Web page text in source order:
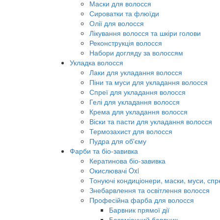
Маски для волосся
Сироватки та флюїди
Олії для волосся
Лікування волосся та шкіри голови
Реконструкція волосся
Набори догляду за волоссям
Укладка волосся
Лаки для укладання волосся
Піни та муси для укладання волосся
Спреї для укладання волосся
Гелі для укладання волосся
Крема для укладання волосся
Віски та пасти для укладання волосся
Термозахист для волосся
Пудра для об'єму
Фарби та біо-завивка
Кератинова біо-завивка
Окислювачі Oxi
Тонуючі кондиціонери, маски, муси,
Знебарвлення та освітлення волосся
Професійна фарба для волосся
Барвник прямої дії